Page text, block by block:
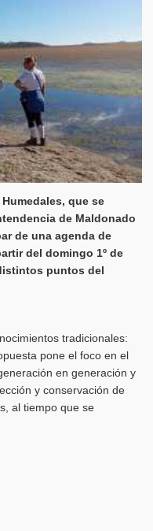
que se
de Maldonado
de una agenda de
del domingo 1º de
puntos del
tradicionales:
pone el foco en el
en generación y
y conservación de
al tiempo que se